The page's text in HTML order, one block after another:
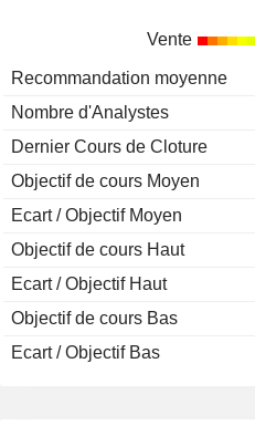
Vente
Recommandation moyenne
Nombre d'Analystes
Dernier Cours de Cloture
Objectif de cours Moyen
Ecart / Objectif Moyen
Objectif de cours Haut
Ecart / Objectif Haut
Objectif de cours Bas
Ecart / Objectif Bas